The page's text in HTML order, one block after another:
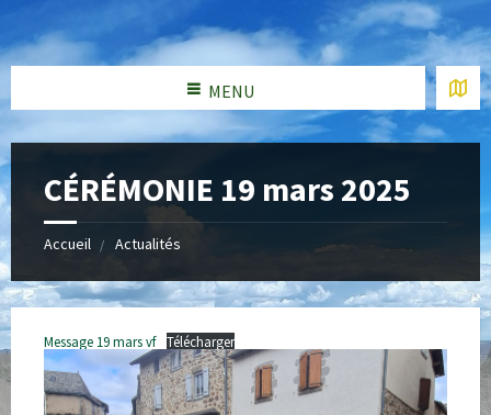
MENU
CÉRÉMONIE 19 mars 2025
Accueil Actualités
Message 19 mars vf Télécharger